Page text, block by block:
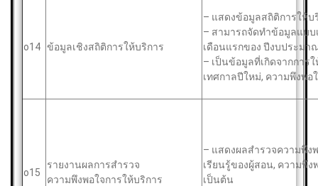
o14 ข้อมูลเชิงสถิติการให้บริการ
– แสดงข้อมูลสถิติการให้บ
– สามารถจัดทำข้อมูลแบบ
เดือนแรกของ ปีงบประมา
– เป็นข้อมูลที่เกิดจากการ
เทศกาลปีใหม่, ความพึงพ
o15
รายงานผลการสำรวจ
ความพึงพอใจการให้บริการ
– แสดงผลสำรวจความพึง
เรียนรู้ของผู้สอน, ความพึง
เป็นต้น